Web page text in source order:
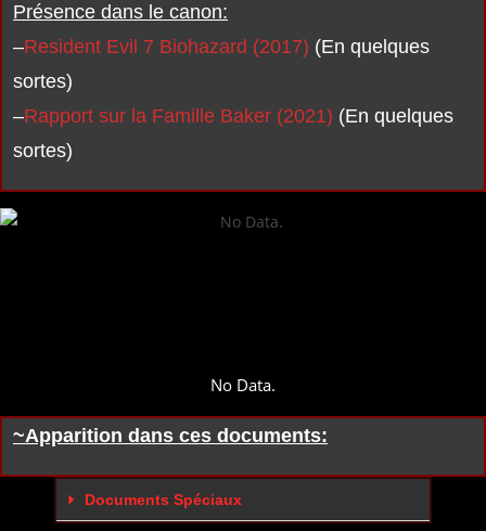
Présence dans le canon:
–Resident Evil 7 Biohazard (2017) (En quelques
sortes)
–Rapport sur la Famille Baker (2021) (En quelques
sortes)
No Data.
~Apparition dans ces documents:
Documents Spéciaux